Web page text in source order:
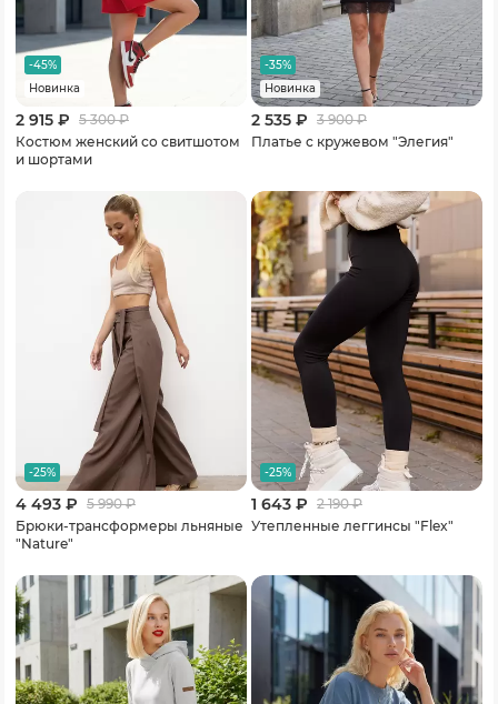
-45%
Новинка
2 915 ₽ 5 300₽
Костюм женский со свитшотом
и шортами
-35%
Новинка
2 535 ₽ 3 900₽
Платье с кружевом "Элегия"
-25%
4 493 ₽ 5 990₽
Брюки-трансформеры льняные
"Nature"
-25%
1 643 ₽ 2 190₽
Утепленные леггинсы "Flex"